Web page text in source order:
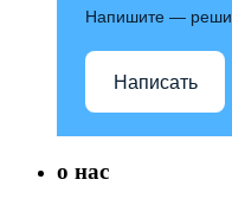
Напишите —
Написать
о нас